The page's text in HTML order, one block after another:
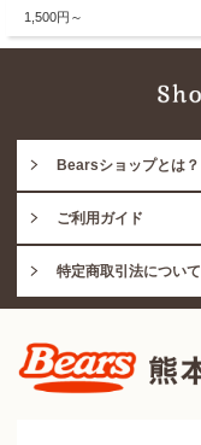
1,500円～
Bearsショップとは？
ご利用ガイド
特定商取引法について